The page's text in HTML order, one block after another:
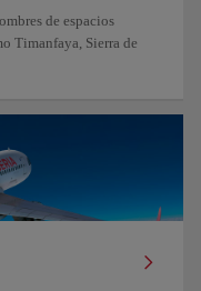
de espacios
Timanfaya, Sierra de